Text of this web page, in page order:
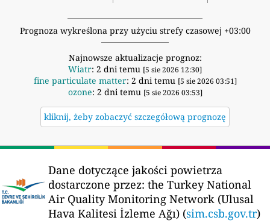
Prognoza wykreślona przy użyciu strefy czasowej +03:00
Najnowsze aktualizacje prognoz:
Wiatr: 2 dni temu [5 sie 2026 12:30]
fine particulate matter: 2 dni temu [5 sie 2026 03:51]
ozone: 2 dni temu [5 sie 2026 03:53]
kliknij, żeby zobaczyć szczegółową prognozę
Dane dotyczące jakości powietrza
dostarczone przez: the Turkey National
Air Quality Monitoring Network (Ulusal
Hava Kalitesi İzleme Ağı) (sim.csb.gov.tr)